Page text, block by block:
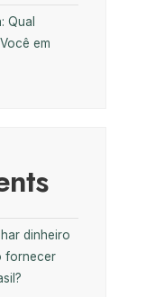
Qual
em
dinheiro
fornecer